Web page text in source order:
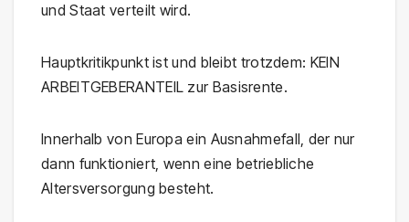
und Staat verteilt wird.
Hauptkritikpunkt ist und bleibt trotzdem: KEIN
ARBEITGEBERANTEIL zur Basisrente.
Innerhalb von Europa ein Ausnahmefall, der nur
dann funktioniert, wenn eine betriebliche
Altersversorgung besteht.